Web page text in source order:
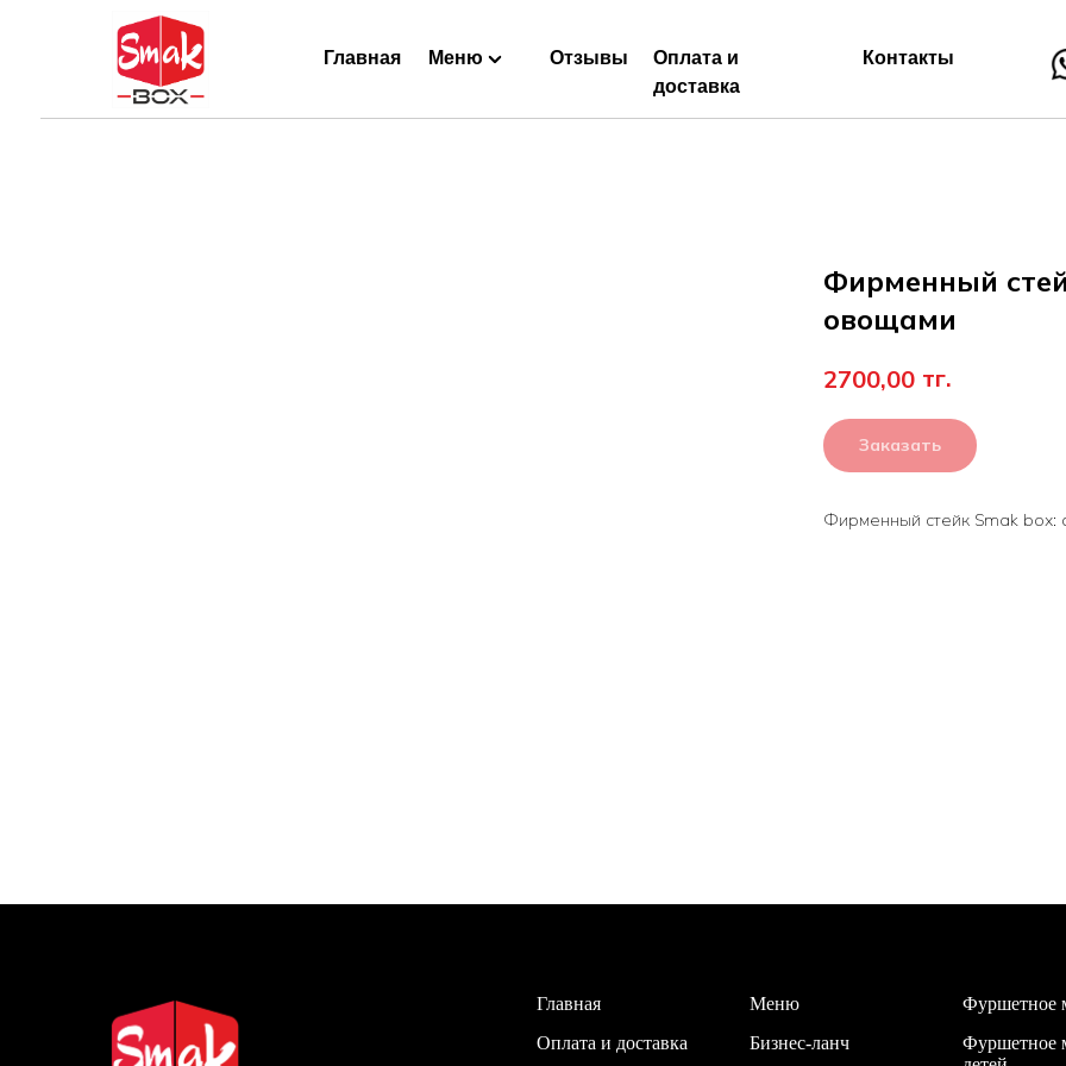
Главная Меню Отзывы Контакты
Оплата и
доставка
Фирменный
овощами
2700,00 тг.
Заказать
Фирменный стейк Smak box:
Главная
Оплата и доставка
Меню
Бизнес-ланч
Фуршетное
Фуршетное